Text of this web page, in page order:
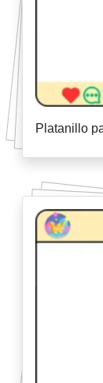
Platanillo